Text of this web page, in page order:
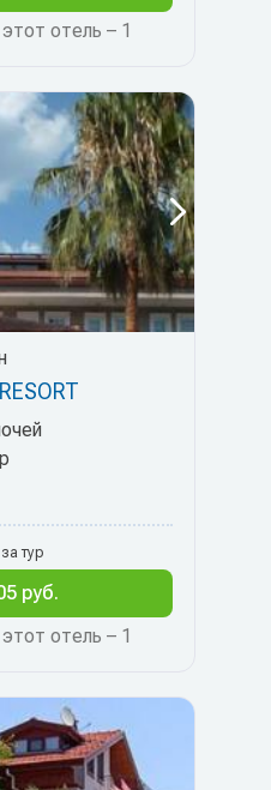
отель – 1
отель – 1
тур
руб.